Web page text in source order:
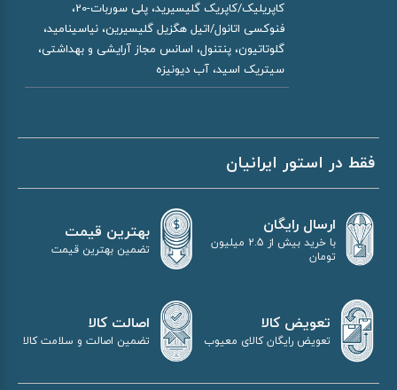
کاپریلیک/کاپریک گلیسیرید، پلی سوربات-20،
فنوکسی اتانول/اتیل هگزیل گلیسیرین، نیاسینامید،
گلوتاتیون، پنتنول، اسانس مجاز آرایشی و بهداشتی،
سیتریک اسید، آب دیونیزه
فقط در استور ایرانیان
ارسال رایگان
با خرید بیش از 2.5 میلیون
تومان
بهترین قیمت
تضمین بهترین قیمت
تعویض کالا
تعویض رایگان کالای معیوب
اصالت کالا
تضمین اصالت و سلامت کالا